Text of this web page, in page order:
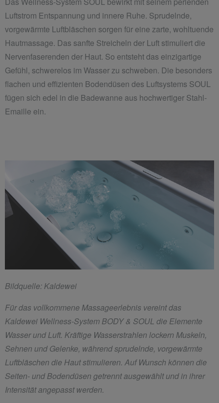
Luftstrom Entspannung und innere Ruhe. Sprudelnde,
vorgewärmte Luftbläschen sorgen für eine zarte, wohltuende
Hautmassage. Das sanfte Streicheln der Luft stimuliert die
Nervenfaserenden der Haut. So entsteht das einzigartige
Gefühl, schwerelos im Wasser zu schweben. Die besonders
flachen und effizienten Bodendüsen des Luftsystems SOUL
fügen sich edel in die Badewanne aus hochwertiger Stahl-
Emaille ein.
Bildquelle: Kaldewei
Für das vollkommene Massageerlebnis vereint das
Kaldewei Wellness-System BODY & SOUL die Elemente
Wasser und Luft. Kräftige Wasserstrahlen lockern Muskeln,
Sehnen und Gelenke, während sprudelnde, vorgewärmte
Luftbläschen die Haut stimulieren. Auf Wunsch können die
Seiten- und Bodendüsen getrennt ausgewählt und in ihrer
Intensität angepasst werden.